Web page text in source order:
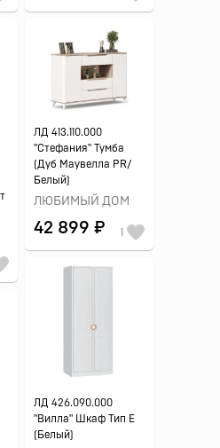
ЛД 413.110.000
"Стефания" Тумба
(Дуб Маувелла PR/
Белый)
ЛЮБИМЫЙ ДОМ
42 899 ₽ 1
ЛД 426.090.000
"Вилла" Шкаф Тип E
(Белый)